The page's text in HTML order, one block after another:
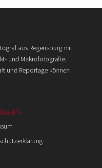
aus Regensburg mit
und Makrofotografie.
und Reportage können